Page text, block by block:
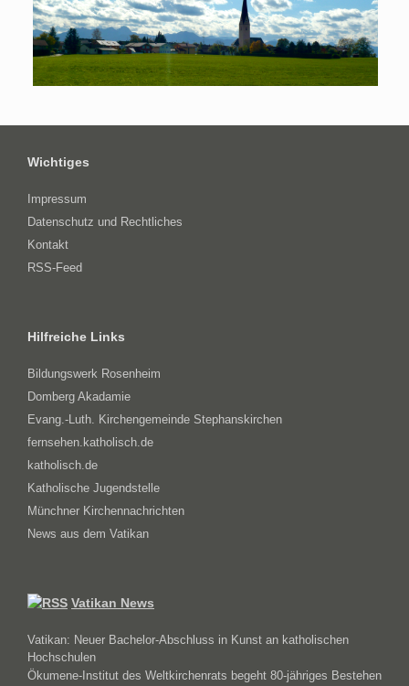
Wichtiges
Impressum
Datenschutz und Rechtliches
Kontakt
RSS-Feed
Hilfreiche Links
Bildungswerk Rosenheim
Domberg Akadamie
Evang.-Luth. Kirchengemeinde Stephanskirchen
fernsehen.katholisch.de
katholisch.de
Katholische Jugendstelle
Münchner Kirchennachrichten
News aus dem Vatikan
Vatikan News
Vatikan: Neuer Bachelor-Abschluss in Kunst an katholischen
Hochschulen
Ökumene-Institut des Weltkirchenrats begeht 80-jähriges Bestehen